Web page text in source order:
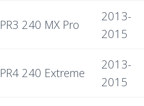
PR3 240 MX Pro
2013-
2015
PR4 240 Extreme
2013-
2015